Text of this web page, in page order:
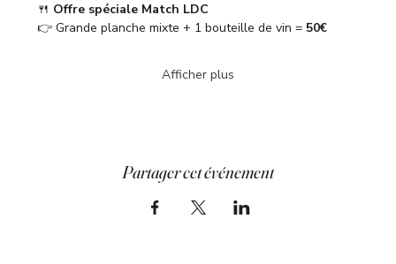
🍴 Offre spéciale Match LDC
👉 Grande planche mixte + 1 bouteille de vin = 50€
Afficher plus
Partager cet événement